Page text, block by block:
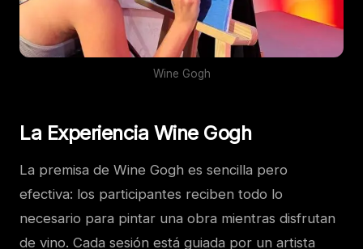
Wine Gogh
La Experiencia Wine Gogh
La premisa de Wine Gogh es sencilla pero
efectiva: los participantes reciben todo lo
necesario para pintar una obra mientras disfrutan
de vino. Cada sesión está guiada por un artista